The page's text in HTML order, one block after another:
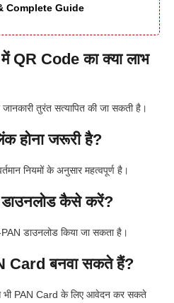
Complete Guide
QR Code का क्या लाभ
तुरंत सत्यापित की जा सकती है।
होना जरूरी है?
नियमों के अनुसार महत्वपूर्ण है।
कैसे करें?
डाउनलोड किया जा सकता है।
Card बनवा सकते हैं?
भी PAN Card के लिए आवेदन कर सकते